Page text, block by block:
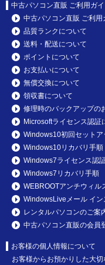
中古パソコン直販 ご利用ガ
中古パソコン直販 ご利用
品質ランクについて
送料・配送について
ポイントについて
お支払いについて
無償交換について
領収書について
修理時のバックアップの
Microsoftライセンス認証
Windows10初回セットア
Windows10リカバリ手順
Windows7ライセンス認
Windows7リカバリ手順
WEBROOTアンチウィ
WindowsLiveメール イン
レンタルパソコンのご案
中古パソコン直販の会員
お客様の個人情報について
お客様からお預かりした大